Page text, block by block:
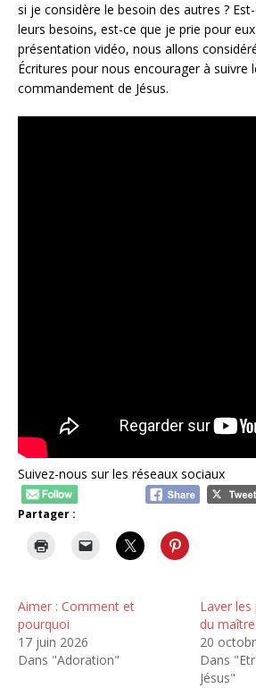
si je considère le besoin des autres ?
leurs besoins, est-ce que je prie pour
présentation vidéo, nous allons
Écritures pour nous encourager à suivre
commandement de Jésus.
Suivez-nous sur les réseaux sociaux
Partager :
Aimer : Comment et
pourquoi
17 juin 2026
Dans "Adoration"
Laver les
du
20
Dans
Jésus"